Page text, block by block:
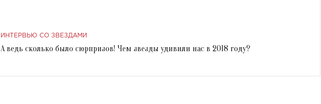
ИНТЕРВЬЮ СО ЗВЕЗДАМИ
А ведь сколько было сюрпризов! Чем звезды удивили нас в 2018 году?